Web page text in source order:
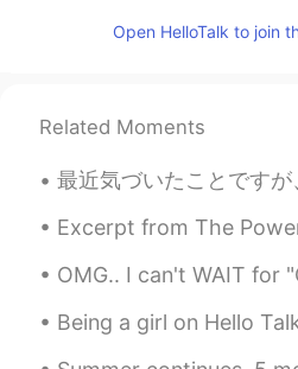
おめでとうございま
Keiya
Open HelloTalk to join
Related Moments
最近気づいたことですが、私にはまだ自分の気持ちや意見を日本語で上手く表現することが難しいです。 なので、
Excerpt from The Power of One by Bryce Courtenay. The
OMG.. I can't WAIT for "Game Of Thrones" episode 2
Being a girl on Hello Talk is like being in a crowded